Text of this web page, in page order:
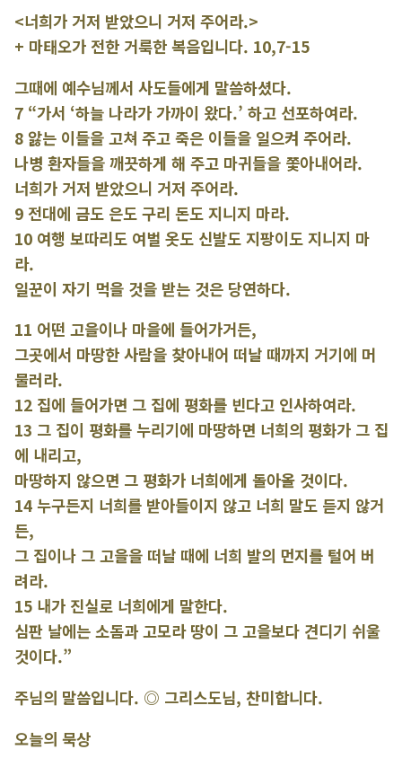
<너희가 거저 받았으니 거저 주어라.>
+ 마태오가 전한 거룩한 복음입니다. 10,7-15
그때에 예수님께서 사도들에게 말씀하셨다.
7 “가서 ‘하늘 나라가 가까이 왔다.’ 하고 선포하여라.
8 앓는 이들을 고쳐 주고 죽은 이들을 일으켜 주어라.
나병 환자들을 깨끗하게 해 주고 마귀들을 쫓아내어라.
너희가 거저 받았으니 거저 주어라.
9 전대에 금도 은도 구리 돈도 지니지 마라.
10 여행 보따리도 여벌 옷도 신발도 지팡이도 지니지 마
라.
일꾼이 자기 먹을 것을 받는 것은 당연하다.
11 어떤 고을이나 마을에 들어가거든,
그곳에서 마땅한 사람을 찾아내어 떠날 때까지 거기에 머
물러라.
12 집에 들어가면 그 집에 평화를 빈다고 인사하여라.
13 그 집이 평화를 누리기에 마땅하면 너희의 평화가 그 집
에 내리고,
마땅하지 않으면 그 평화가 너희에게 돌아올 것이다.
14 누구든지 너희를 받아들이지 않고 너희 말도 듣지 않거
든,
그 집이나 그 고을을 떠날 때에 너희 발의 먼지를 털어 버
려라.
15 내가 진실로 너희에게 말한다.
심판 날에는 소돔과 고모라 땅이 그 고을보다 견디기 쉬울
것이다.”
주님의 말씀입니다. ◎ 그리스도님, 찬미합니다.
오늘의 묵상